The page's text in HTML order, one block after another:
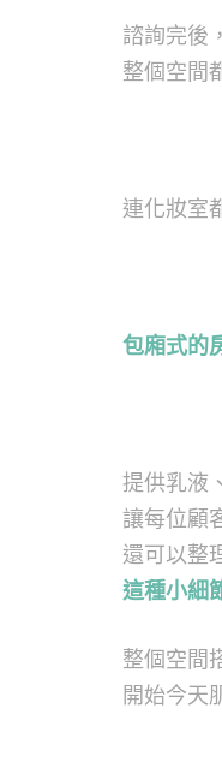
諮詢完後
整個空間
連化妝室
包廂式的
提供乳液
讓每位顧
還可以整
這種小細
整個空間
開始今天